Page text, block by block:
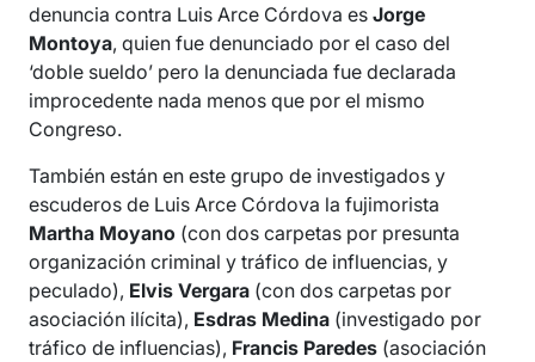
denuncia contra Luis Arce Córdova es Jorge
Montoya, quien fue denunciado por el caso del
‘doble sueldo’ pero la denunciada fue declarada
improcedente nada menos que por el mismo
Congreso.
También están en este grupo de investigados y
escuderos de Luis Arce Córdova la fujimorista
Martha Moyano (con dos carpetas por presunta
organización criminal y tráfico de influencias, y
peculado), Elvis Vergara (con dos carpetas por
asociación ilícita), Esdras Medina (investigado por
tráfico de influencias), Francis Paredes (asociación